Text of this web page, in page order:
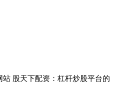
站 股天下配资：杠杆炒股平台的